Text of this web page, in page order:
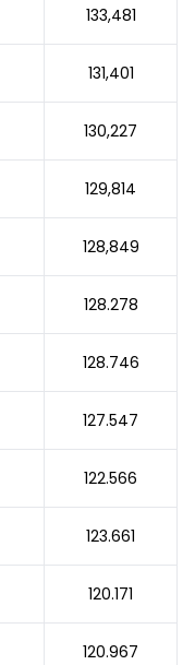
133,481
131,401
130,227
129,814
128,849
128.278
128.746
127.547
122.566
123.661
120.171
120.967